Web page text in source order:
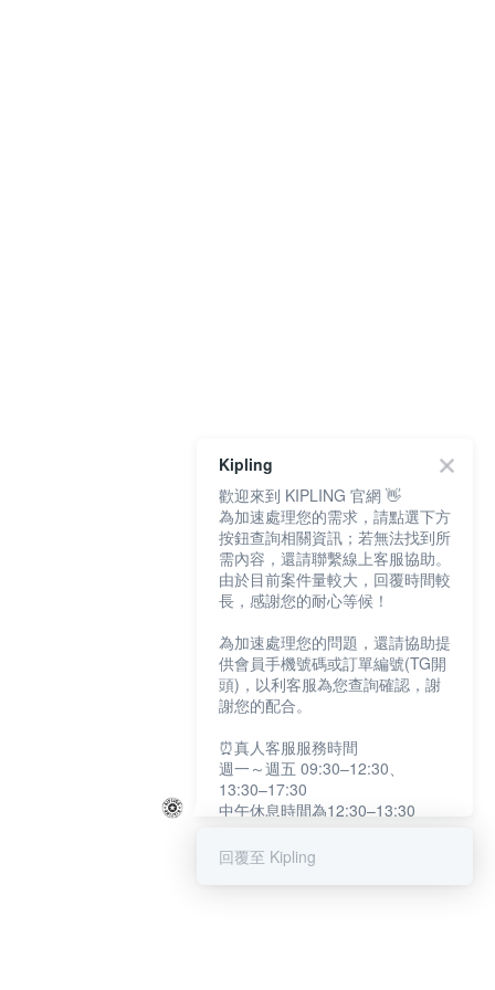
Kipling
歡迎來到 KIPLING 官網 👋
為加速處理您的需求，請點選下方
按鈕查詢相關資訊；若無法找到所
需內容，還請聯繫線上客服協助。
由於目前案件量較大，回覆時間較
長，感謝您的耐心等候！
為加速處理您的問題，還請協助提
供會員手機號碼或訂單編號(TG開
頭)，以利客服為您查詢確認，謝
謝您的配合。
⏰真人客服服務時間
週一～週五 09:30–12:30、
13:30–17:30
中午休息時間為12:30–13:30
提醒您：系統會自動已讀訊息，如
回覆至 Kipling